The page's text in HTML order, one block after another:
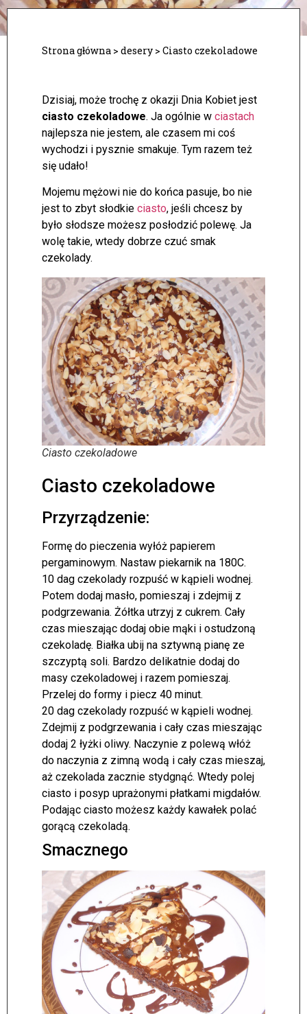
Strona główna > desery > Ciasto czekoladowe
Dzisiaj, może trochę z okazji Dnia Kobiet jest
ciasto czekoladowe. Ja ogólnie w ciastach
najlepsza nie jestem, ale czasem mi coś
wychodzi i pysznie smakuje. Tym razem też
się udało!
Mojemu mężowi nie do końca pasuje, bo nie
jest to zbyt słodkie ciasto, jeśli chcesz by
było słodsze możesz posłodzić polewę. Ja
wolę takie, wtedy dobrze czuć smak
czekolady.
Ciasto czekoladowe
Ciasto czekoladowe
Przyrządzenie:
Formę do pieczenia wyłóż papierem
pergaminowym. Nastaw piekarnik na 180C.
10 dag czekolady rozpuść w kąpieli wodnej.
Potem dodaj masło, pomieszaj i zdejmij z
podgrzewania. Żółtka utrzyj z cukrem. Cały
czas mieszając dodaj obie mąki i ostudzoną
czekoladę. Białka ubij na sztywną pianę ze
szczyptą soli. Bardzo delikatnie dodaj do
masy czekoladowej i razem pomieszaj.
Przelej do formy i piecz 40 minut.
20 dag czekolady rozpuść w kąpieli wodnej.
Zdejmij z podgrzewania i cały czas mieszając
dodaj 2 łyżki oliwy. Naczynie z polewą włóż
do naczynia z zimną wodą i cały czas mieszaj,
aż czekolada zacznie stydgnąć. Wtedy polej
ciasto i posyp uprażonymi płatkami migdałów.
Podając ciasto możesz każdy kawałek polać
gorącą czekoladą.
Smacznego